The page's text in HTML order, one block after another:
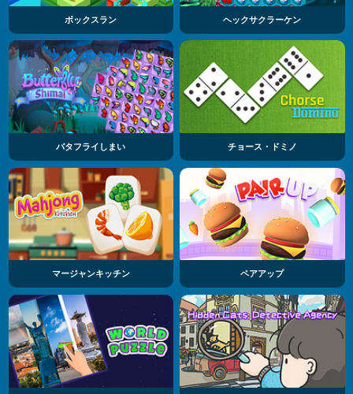
ボックスラン ヘックサクラーケン
バタフライしまい チョース・ドミノ
マージャンキッチン ペアアップ